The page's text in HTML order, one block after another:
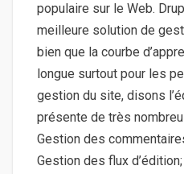
populaire sur le Web.
meilleure solution de
bien que la courbe
longue surtout pour les
gestion du site, disons
présente de très
Gestion des
Gestion des flux